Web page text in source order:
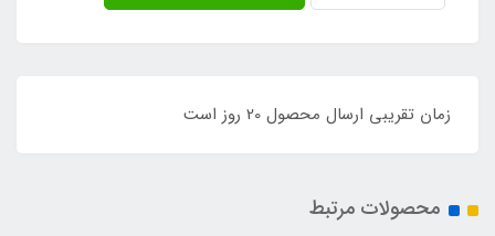
زمان تقریبی ارسال محصول 20 روز است
محصولات مرتبط